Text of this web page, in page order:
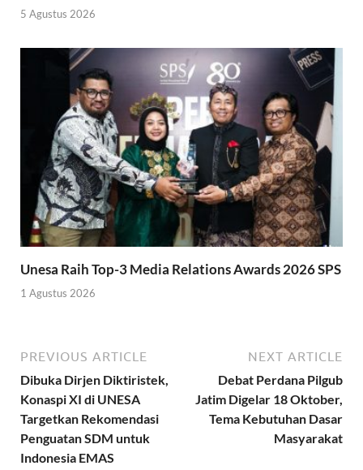
5 Agustus 2026
Unesa Raih Top-3 Media Relations Awards 2026 SPS
1 Agustus 2026
PREVIOUS ARTICLE
Dibuka Dirjen Diktiristek,
Konaspi XI di UNESA
Targetkan Rekomendasi
Penguatan SDM untuk
Indonesia EMAS
NEXT ARTICLE
Debat Perdana Pilgub
Jatim Digelar 18 Oktober,
Tema Kebutuhan Dasar
Masyarakat